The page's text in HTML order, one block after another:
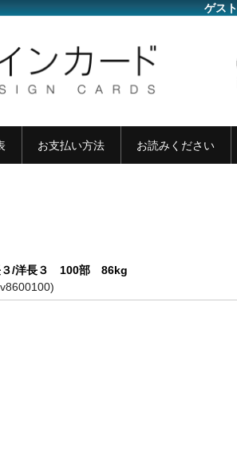
ゲスト
お支払い方法 お読みください
３/洋長３ 100部 86kg